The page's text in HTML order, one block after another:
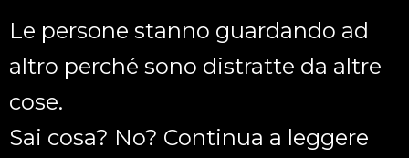
Le persone stanno guardando ad
altro perché sono distratte da altre
cose.
Sai cosa? No? Continua a leggere